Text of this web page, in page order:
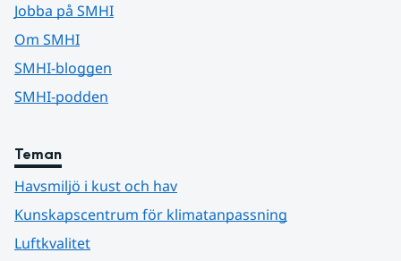
Jobba på SMHI
Om SMHI
SMHI-bloggen
SMHI-podden
Teman
Havsmiljö i kust och hav
Kunskapscentrum för klimatanpassning
Luftkvalitet